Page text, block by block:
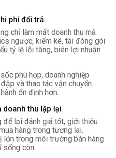
phí đổi trả
chỉ làm mất doanh thu mà
ngược, kiểm kê, tái đóng gói
tỷ lệ lỗi tăng, biên lợi nhuận
phù hợp, doanh nghiệp
và thao tác vận chuyển.
ổn định hơn.
thu lặp lại
để lại đánh giá tốt, giới thiệu
hàng trong tương lai.
lớn trong môi trường bán hàng
sống còn.